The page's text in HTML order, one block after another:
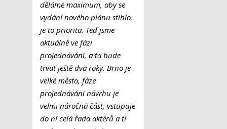
děláme maximum, aby se
vydání nového plánu stihlo,
je to priorita. Teď jsme
aktuálně ve fázi
projednávání, a ta bude
trvat ještě dva roky. Brno je
velké město, fáze
projednávání návrhu je
velmi náročná část, vstupuje
do ní celá řada aktérů a ti